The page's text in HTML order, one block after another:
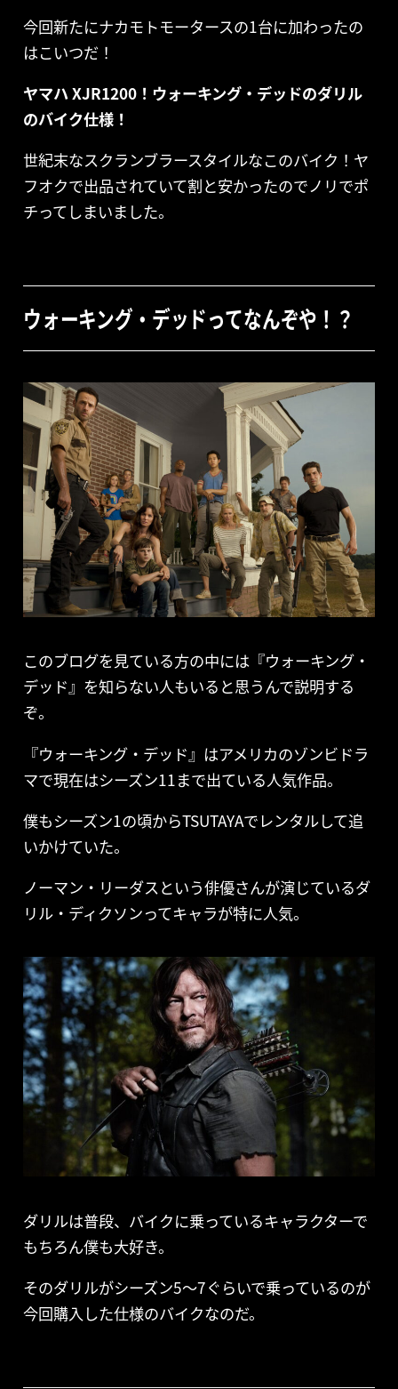
今回新たにナカモトモータースの1台に加わったの
はこいつだ！
ヤマハ XJR1200！ウォーキング・デッドのダリル
のバイク仕様！
世紀末なスクランブラースタイルなこのバイク！ヤ
フオクで出品されていて割と安かったのでノリでポ
チってしまいました。
ウォーキング・デッドってなんぞや！？
このブログを見ている方の中には『ウォーキング・
デッド』を知らない人もいると思うんで説明する
ぞ。
『ウォーキング・デッド』はアメリカのゾンビドラ
マで現在はシーズン11まで出ている人気作品。
僕もシーズン1の頃からTSUTAYAでレンタルして追
いかけていた。
ノーマン・リーダスという俳優さんが演じているダ
リル・ディクソンってキャラが特に人気。
ダリルは普段、バイクに乗っているキャラクターで
もちろん僕も大好き。
そのダリルがシーズン5〜7ぐらいで乗っているのが
今回購入した仕様のバイクなのだ。